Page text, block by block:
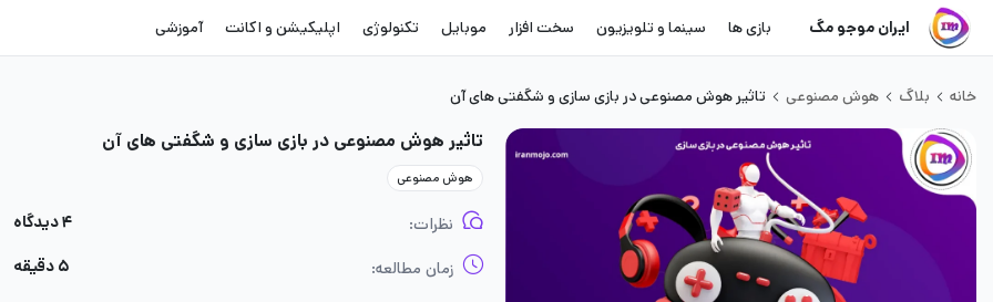
ایران موجو مگ بازی ها سینما و تلویزیون سخت افزار موبایل تکنولوژی اپلیکیشن و اکانت آموزشی
خانه بلاگ هوش مصنوعی تاثیر هوش مصنوعی در بازی سازی و شگفتی های آن
تاثیر هوش مصنوعی در بازی سازی و شگفتی های آن
هوش مصنوعی
نظرات: ۴ دیدگاه
زمان مطالعه: ۵ دقیقه